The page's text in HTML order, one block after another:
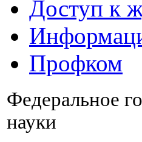
Доступ к
Профком
Федеральное
науки